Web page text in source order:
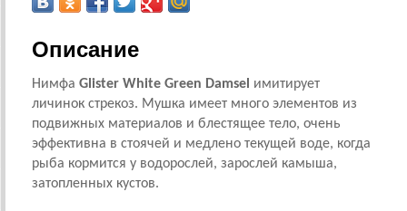
Описание
Нимфа Glister White Green Damsel имитирует
личинок стрекоз. Мушка имеет много элементов из
подвижных материалов и блестящее тело, очень
эффективна в стоячей и медлено текущей воде, когда
рыба кормится у водорослей, зарослей камыша,
затопленных кустов.